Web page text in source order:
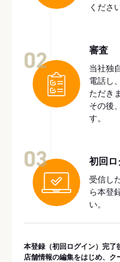
くださ
審査
当社独
電話し
ただき
その後
す。
初回ロ
受信し
ら本登
い。
本登録（初回ログイン）完了
店舗情報の編集をはじめ、ク